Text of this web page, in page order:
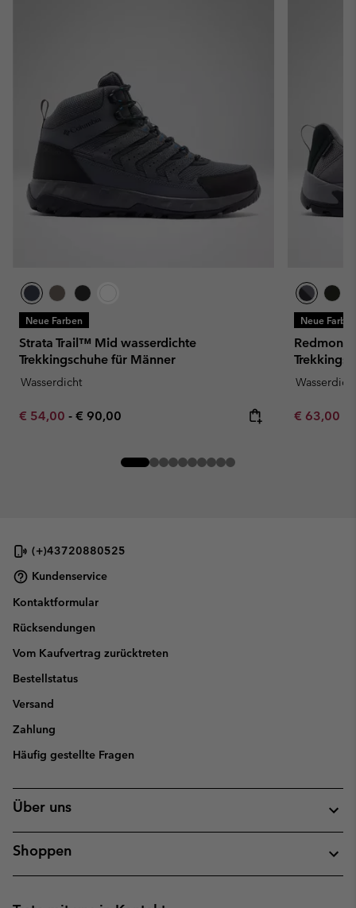
Neue Farben
Strata Trail™ Mid wasserdichte
Trekkingschuhe für Männer
Wasserdicht
Minimum sale price:
€ 54,00 - Maximum price:
€ 90,00
Neue
Wasserdicht
Minimum
€ 63,00
(+)43720880525
Kundenservice
Kontaktformular
Rücksendungen
Vom Kaufvertrag zurücktreten
Bestellstatus
Versand
Zahlung
Häufig gestellte Fragen
Über uns
Shoppen